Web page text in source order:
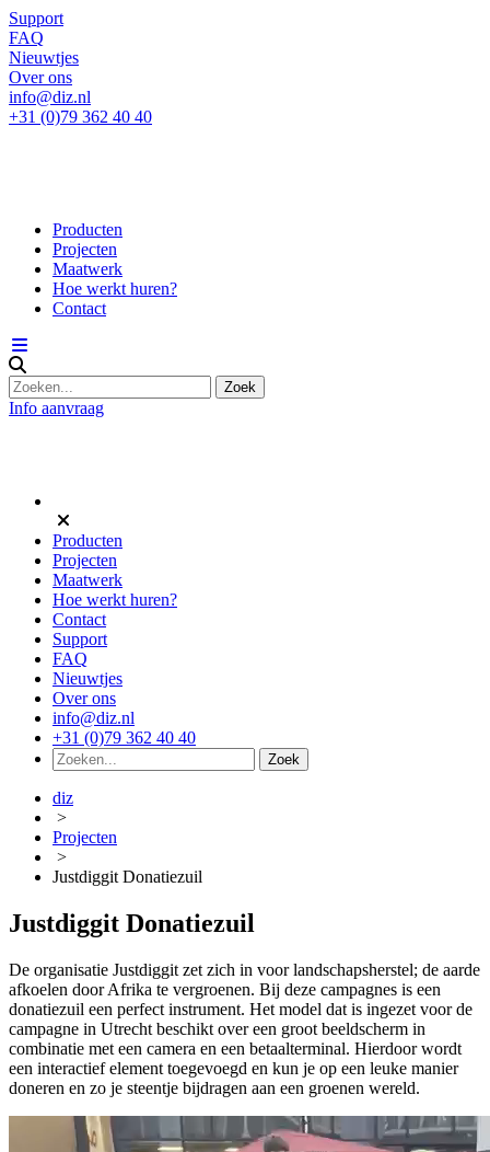
Support
FAQ
Nieuwtjes
Over ons
info@diz.nl
+31 (0)79 362 40 40
Producten
Projecten
Maatwerk
Hoe werkt huren?
Contact
Info aanvraag
Producten
Projecten
Maatwerk
Hoe werkt huren?
Contact
Support
FAQ
Nieuwtjes
Over ons
info@diz.nl
+31 (0)79 362 40 40
diz
>
Projecten
>
Justdiggit Donatiezuil
Justdiggit Donatiezuil
De organisatie Justdiggit zet zich in voor landschapsherstel; de aarde
afkoelen door Afrika te vergroenen. Bij deze campagnes is een
donatiezuil een perfect instrument. Het model dat is ingezet voor de
campagne in Utrecht beschikt over een groot beeldscherm in
combinatie met een camera en een betaalterminal. Hierdoor wordt
een interactief element toegevoegd en kun je op een leuke manier
doneren en zo je steentje bijdragen aan een groenen wereld.